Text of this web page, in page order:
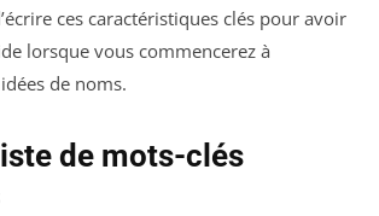
ces caractéristiques clés pour avoir
lorsque vous commencerez à
de noms.
de mots-clés